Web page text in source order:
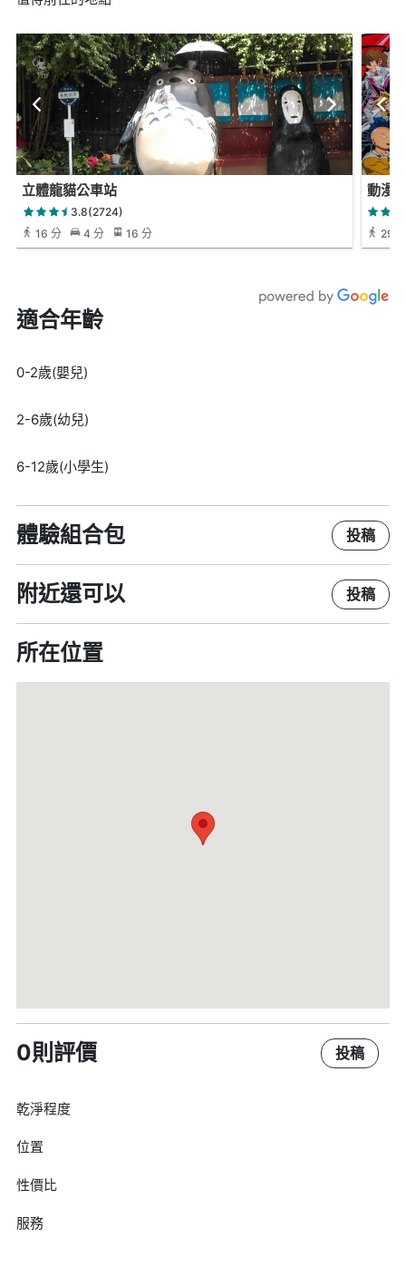
立體龍貓公車站
3.8(2724)
16 分
4 分 16 分
動漫
29
適合年齡
0-2歲(嬰兒)
2-6歲(幼兒)
6-12歲(小學生)
體驗組合包 投稿
附近還可以 投稿
所在位置
0則評價 投稿
乾淨程度
位置
性價比
服務